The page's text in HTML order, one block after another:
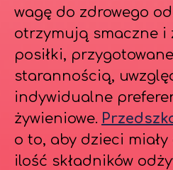
wagę do zdrowego
otrzymują smaczne i
posiłki,
starannością,
indywidualne
żywieniowe.
o to, aby dzieci
ilość składników